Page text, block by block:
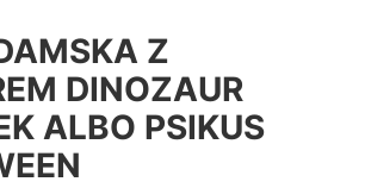
Z
DINOZAUR
ALBO PSIKUS